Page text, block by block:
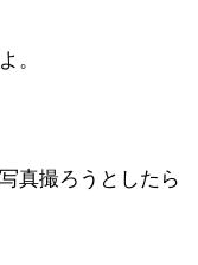
。
真撮ろうとしたら